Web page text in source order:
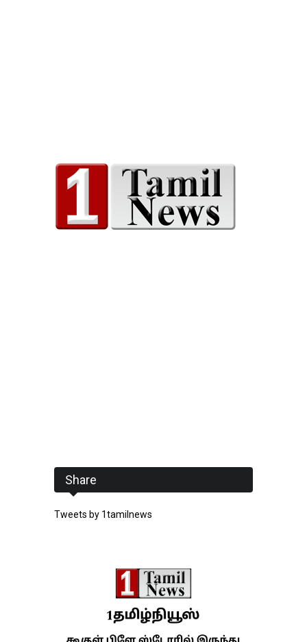
Share
Tweets by 1tamilnews